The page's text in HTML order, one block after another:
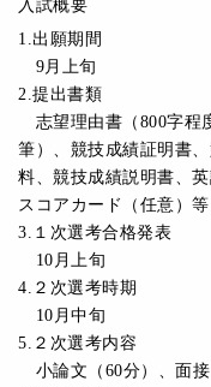
入試概要
1.出願期間
9月上旬
2.提出書類
志望理由書（800字程
筆）、競技成績証明書
料、競技成績説明書、
スコアカード（任意）等
3.１次選考合格発表
10月上旬
4.２次選考時期
10月中旬
5.２次選考内容
小論文（60分）、面接